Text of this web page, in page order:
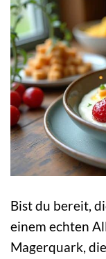
Bist du bereit,
einem echten
Magerquark,